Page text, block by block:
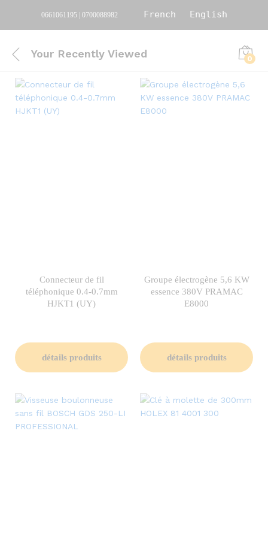
0661061195 | 0700088982 French English
Your Recently Viewed 0
Connecteur de fil
téléphonique 0.4-0.7mm
HJKT1 (UY)
détails produits
Groupe électrogène 5,6 KW
essence 380V PRAMAC
E8000
détails produits